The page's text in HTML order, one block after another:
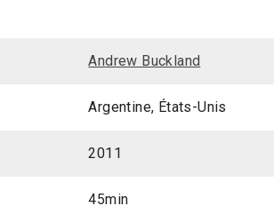
Andrew Buckland
Argentine, États-Unis
2011
45min